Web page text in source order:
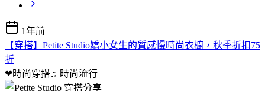
1年前
【穿搭】Petite Studio嬌小女生的質感慢時尚衣櫥，秋季折扣75
折
❤時尚穿搭♫ 時尚流行